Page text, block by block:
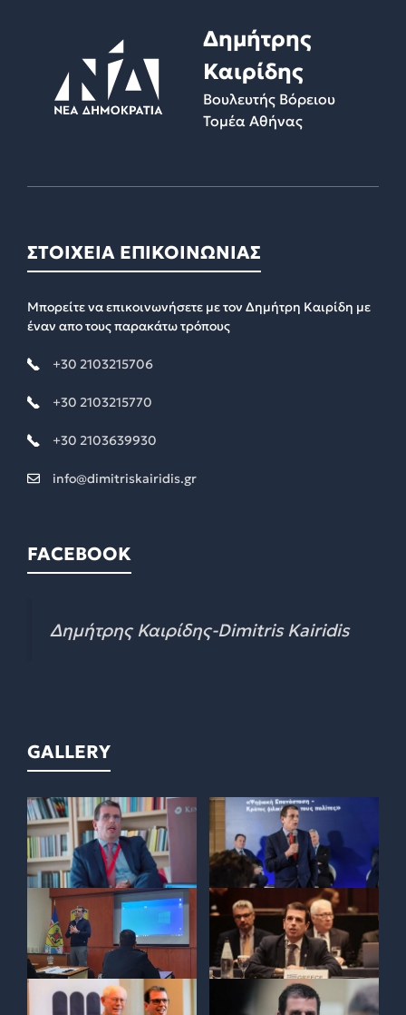
Δημήτρης
Καιρίδης
Βουλευτής Βόρειου
Τομέα Αθήνας
ΣΤΟΙΧΕΙΑ ΕΠΙΚΟΙΝΩΝΙΑΣ
Μπορείτε να επικοινωνήσετε με τον Δημήτρη Καιρίδη με
έναν απο τους παρακάτω τρόπους
+30 2103215706
+30 2103215770
+30 2103639930
info@dimitriskairidis.gr
FACEBOOK
Δημήτρης Καιρίδης-Dimitris Kairidis
GALLERY